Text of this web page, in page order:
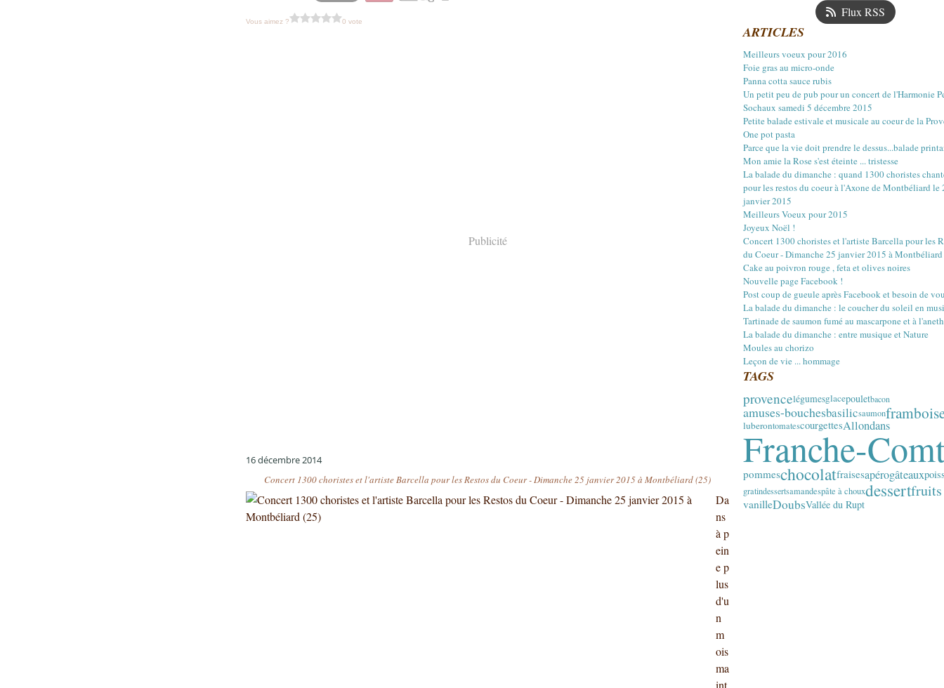
Vous aimez ? 0 vote
Publicité
16 décembre 2014
Concert 1300 choristes et l'artiste Barcella pour les Restos du Coeur - Dimanche 25 janvier 2015 à Montbéliard (25)
Da
ns
à p
ein
e p
lus
d'u
n
m
ois
ma
int
Mai(2)
Mars(1)
Février(3)
Janvier(4)
Mai(11)
Mars(12)
Février(12)
Janvier(10)
Juillet(11)
Mai(22)
Avril(18)
Mars(14)
Février(12)
Janvier(17)
Août(15)
Juin(16)
Mai(20)
Avril(20)
Mars(22)
Février(18)
Janvier(18)
Septembre(15)
Juillet (17)
Juin(20)
Mai(18)
Avril(16)
Mars (18)
Février(17)
Janvier(16)
Octobre(16)
Août(15)
Juillet(13)
Juin(21)
Mai(23)
Avril (27)
Mars(29)
Février(30)
Janvier(4)
Flux RSS
ARTICLES
Meilleurs voeux pour 2016
Foie gras au micro-onde
Panna cotta sauce rubis
Un petit peu de pub pour un concert de l'Harmonie
Sochaux samedi 5 décembre 2015
Petite balade estivale et musicale au coeur de la
One pot pasta
Parce que la vie doit prendre le dessus...balade
Mon amie la Rose s'est éteinte ... tristesse
La balade du dimanche : quand 1300 choristes
pour les restos du coeur à l'Axone de Montbéliard le
janvier 2015
Meilleurs Voeux pour 2015
Joyeux Noël !
Concert 1300 choristes et l'artiste Barcella pour les
du Coeur - Dimanche 25 janvier 2015 à
Cake au poivron rouge , feta et olives noires
Nouvelle page Facebook !
Post coup de gueule après Facebook et besoin de
La balade du dimanche : le coucher du soleil en
Tartinade de saumon fumé au mascarpone et à l'aneth
La balade du dimanche : entre musique et Nature
Moules au chorizo
Leçon de vie ... hommage
TAGS
provencelégumesglacepouletbacon
amuses-bouchesbasilicsaumon
luberontomatescourgettesAllondans
Franche-
pommeschocolatfraisesapérogâteaux
gratindessertsamandespâte à chouxdessertfruits
vanilleDoubsVallée du Rupt